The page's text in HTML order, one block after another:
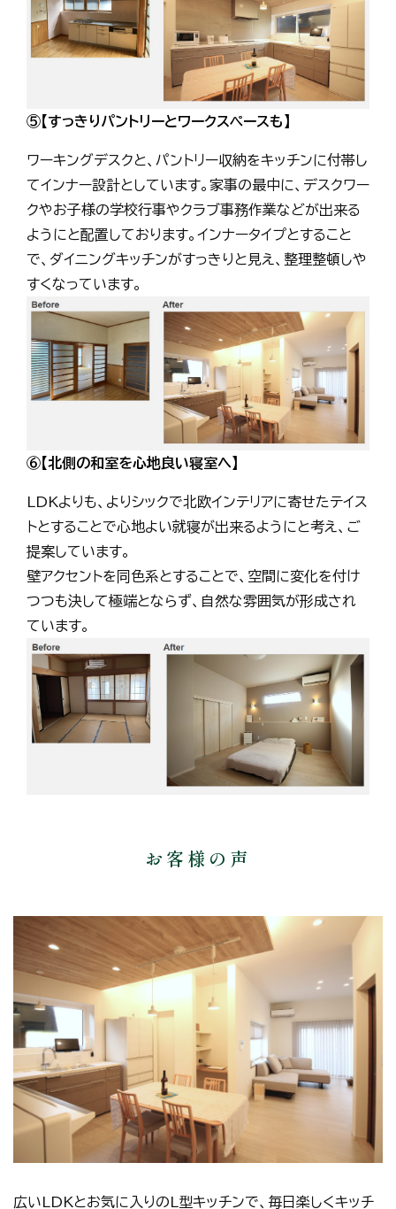
⑤【すっきりパントリーとワークスペースも】
ワーキングデスクと、パントリー収納をキッチンに付帯し
てインナー設計としています。家事の最中に、デスクワー
クやお子様の学校行事やクラブ事務作業などが出来る
ようにと配置しております。インナータイプとすること
で、ダイニングキッチンがすっきりと見え、整理整頓しや
すくなっています。
⑥【北側の和室を心地良い寝室へ】
LDKよりも、よりシックで北欧インテリアに寄せたテイス
トとすることで心地よい就寝が出来るようにと考え、ご
提案しています。
壁アクセントを同色系とすることで、空間に変化を付け
つつも決して極端とならず、自然な雰囲気が形成され
ています。
お客様の声
広いLDKとお気に入りのL型キッチンで、毎日楽しくキッチ